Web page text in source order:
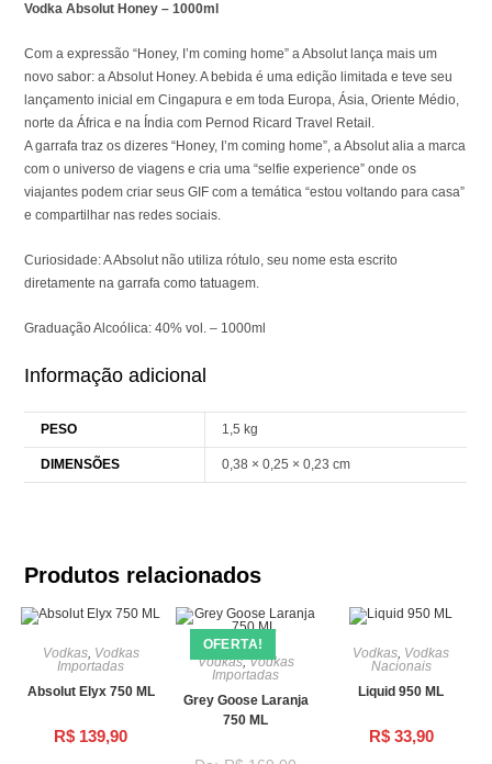
Vodka Absolut Honey – 1000ml
Com a expressão “Honey, I’m coming home” a Absolut lança mais um
novo sabor: a Absolut Honey. A bebida é uma edição limitada e teve seu
lançamento inicial em Cingapura e em toda Europa, Ásia, Oriente Médio,
norte da África e na Índia com Pernod Ricard Travel Retail.
A garrafa traz os dizeres “Honey, I’m coming home”, a Absolut alia a marca
com o universo de viagens e cria uma “selfie experience” onde os
viajantes podem criar seus GIF com a temática “estou voltando para casa”
e compartilhar nas redes sociais.
Curiosidade: A Absolut não utiliza rótulo, seu nome esta escrito
diretamente na garrafa como tatuagem.
Graduação Alcoólica: 40% vol. – 1000ml
Informação adicional
PESO 1,5 kg
DIMENSÕES 0,38 × 0,25 × 0,23 cm
Produtos relacionados
Vodkas, Vodkas
Importadas
Absolut Elyx 750 ML
R$ 139,90
OFERTA!
Vodkas,Vodkas
Importadas
Grey Goose Laranja
750 ML
Vodkas, Vodkas
Nacionais
Liquid 950 ML
R$33,90